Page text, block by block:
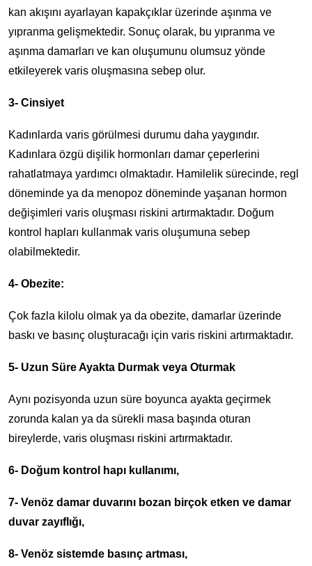
kan akışını ayarlayan kapakçıklar üzerinde aşınma ve
yıpranma gelişmektedir. Sonuç olarak, bu yıpranma ve
aşınma damarları ve kan oluşumunu olumsuz yönde
etkileyerek varis oluşmasına sebep olur.
3- Cinsiyet
Kadınlarda varis görülmesi durumu daha yaygındır.
Kadınlara özgü dişilik hormonları damar çeperlerini
rahatlatmaya yardımcı olmaktadır. Hamilelik sürecinde, regl
döneminde ya da menopoz döneminde yaşanan hormon
değişimleri varis oluşması riskini artırmaktadır. Doğum
kontrol hapları kullanmak varis oluşumuna sebep
olabilmektedir.
4- Obezite:
Çok fazla kilolu olmak ya da obezite, damarlar üzerinde
baskı ve basınç oluşturacağı için varis riskini artırmaktadır.
5- Uzun Süre Ayakta Durmak veya Oturmak
Aynı pozisyonda uzun süre boyunca ayakta geçirmek
zorunda kalan ya da sürekli masa başında oturan
bireylerde, varis oluşması riskini artırmaktadır.
6- Doğum kontrol hapı kullanımı,
7- Venöz damar duvarını bozan birçok etken ve damar
duvar zayıflığı,
8- Venöz sistemde basınç artması,